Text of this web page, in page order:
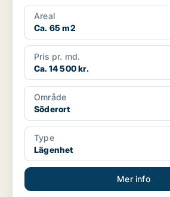
Areal
Ca. 65 m2
Pris pr. md.
Ca. 14 500 kr.
Område
Söderort
Type
Lägenhet
Mer info